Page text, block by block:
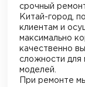
срочный
Китай-город
,
клиентам и
максимально
качественно
сложности
моделей.
При ремонте